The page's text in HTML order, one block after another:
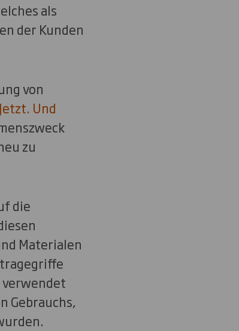
als
der Kunden
von
Und
zu
die
Materialen
Gebrauchs,